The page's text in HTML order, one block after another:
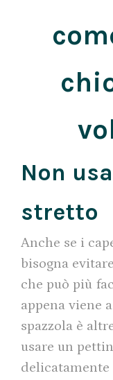
Non
stretto
Anche se i
bisogna
che può più
appena viene
spazzola è
usare un